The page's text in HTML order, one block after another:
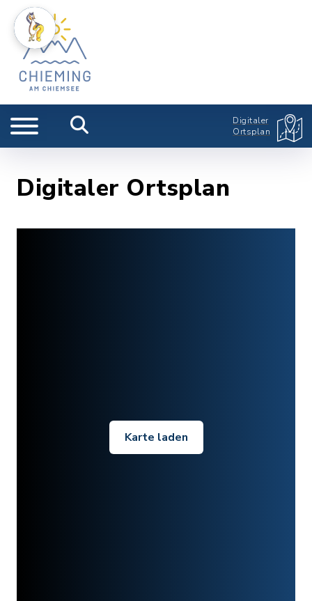
Digitaler
Ortsplan
Digitaler Ortsplan
Karte laden